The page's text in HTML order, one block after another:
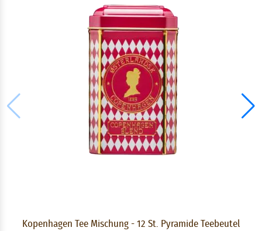
Kopenhagen Tee Mischung - 12 St. Pyramide Teebeutel